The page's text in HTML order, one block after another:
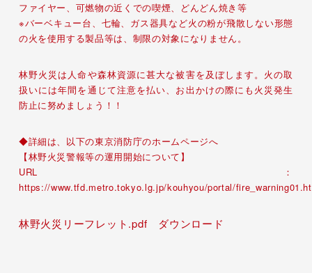
ファイヤー、可燃物の近くでの喫煙、どんどん焼き等
※バーベキュー台、七輪、ガス器具など火の粉が飛散しない形態
の火を使用する製品等は、制限の対象になりません。
林野火災は人命や森林資源に甚大な被害を及ぼします。火の取
扱いには年間を通じて注意を払い、お出かけの際にも火災発生
防止に努めましょう！！
◆詳細は、以下の東京消防庁のホームページへ
【林野火災警報等の運用開始について】
URL：
https://www.tfd.metro.tokyo.lg.jp/kouhyou/portal/
林野火災リーフレット.pdf ダウンロード